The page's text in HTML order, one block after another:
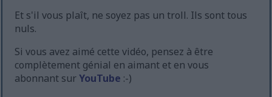
Et s'il vous plaît, ne soyez pas un troll. Ils sont tous
nuls.
Si vous avez aimé cette vidéo, pensez à être
complètement génial en aimant et en vous
abonnant surYouTube :-)